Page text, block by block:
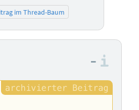
im Thread-Baum
–